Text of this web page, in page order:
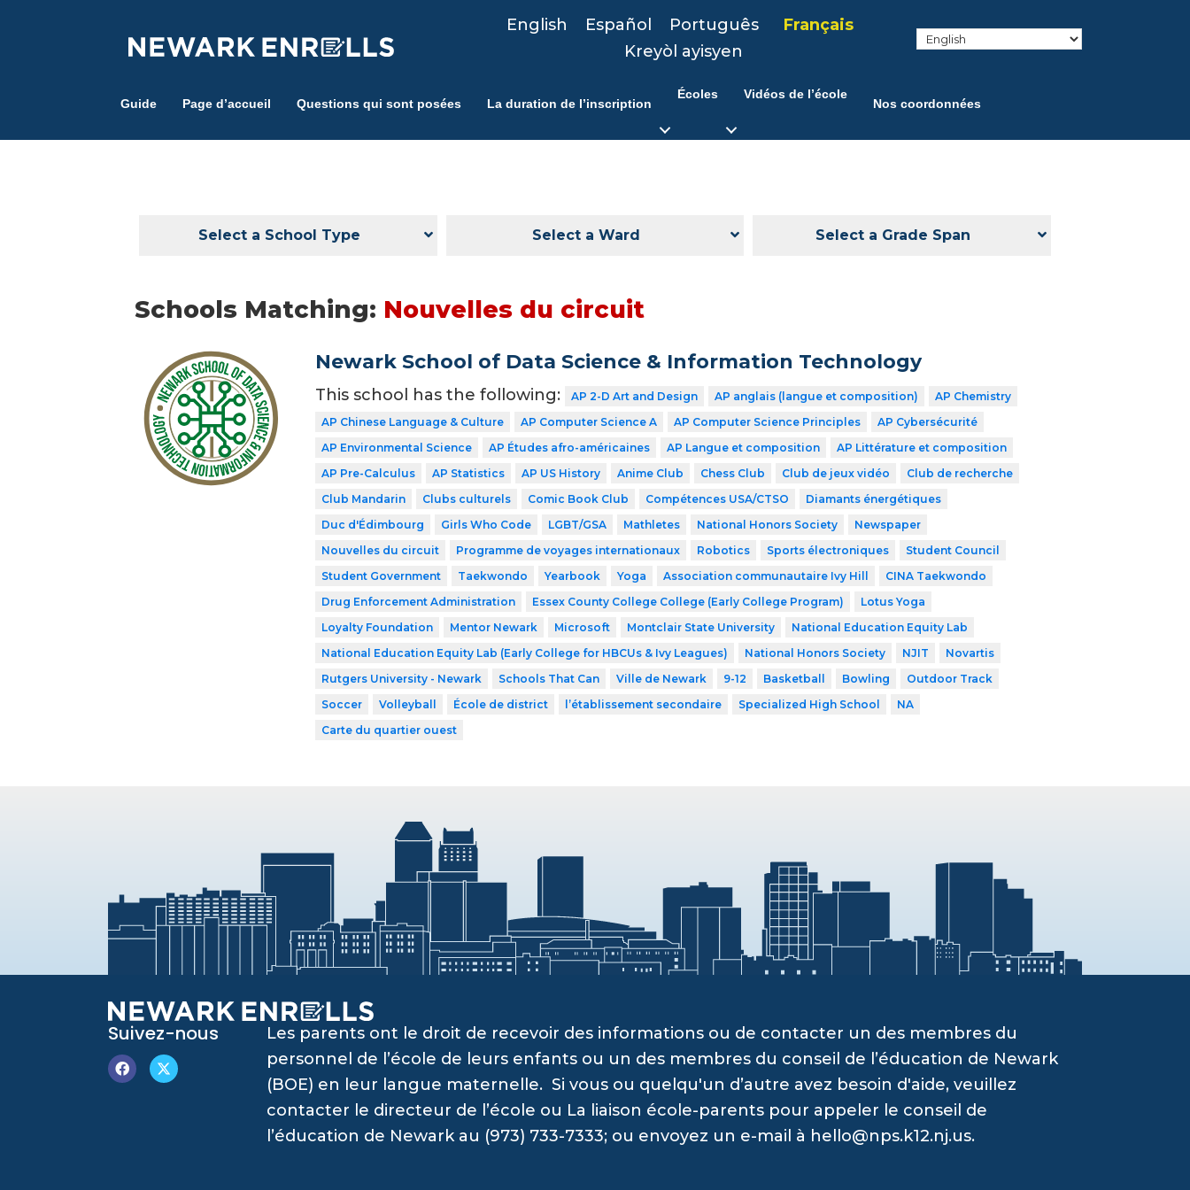
English Español Português
Français
Kreyòl ayisyen
Guide Page d’accueil Questions qui sont posées La duration de l’inscription
Écoles Vidéos de l’école
Nos coordonnées
Select a School Type Select a Ward Select a Grade Span
Schools Matching: Nouvelles du circuit
Newark School of Data Science & Information Technology
This school has the following: AP 2-D Art and Design AP anglais (langue et composition)
AP Chemistry
AP Chinese Language & Culture
AP Computer Science A AP Computer Science Principles
AP Cybersécurité
AP Environmental Science
AP Études afro-américaines AP Langue et composition
AP Littérature et composition
AP Pre-Calculus
AP Statistics AP US History Anime Club Chess Club Club de jeux vidéo
Club de recherche
Club Mandarin
Clubs culturels Comic Book Club Compétences USA/CTSO
Diamants énergétiques
Duc d'Édimbourg
Girls Who Code LGBT/GSA Mathletes National Honors Society
Newspaper
Nouvelles du circuit
Programme de voyages internationaux Robotics Sports électroniques
Student Council
Student Government
Taekwondo Yearbook Yoga Association communautaire Ivy Hill
CINA Taekwondo
Drug Enforcement Administration
Essex County College College (Early College Program)
Lotus Yoga
Loyalty Foundation
Mentor Newark Microsoft Montclair State University
National Education Equity Lab
National Education Equity Lab (Early College for HBCUs & Ivy Leagues)
National Honors Society NJIT
Novartis
Rutgers University - Newark
Schools That Can Ville de Newark 9-12 Basketball Bowling
Outdoor Track
Soccer
Volleyball École de district l’établissement secondaire Specialized High School
NA
Carte du quartier ouest
Suivez-nous
Les parents ont le droit de recevoir des informations ou de contacter un des membres du
personnel de l’école de leurs enfants ou un des membres du conseil de l’éducation de Newark
(BOE) en leur langue maternelle. Si vous ou quelqu'un d’autre avez besoin d'aide, veuillez
contacter le directeur de l’école ou La liaison école-parents pour appeler le conseil de
l’éducation de Newark au (973) 733-7333; ou envoyez un e-mail à hello@nps.k12.nj.us.